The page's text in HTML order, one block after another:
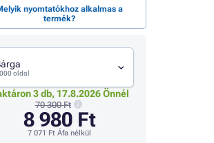
nyomtatókhoz alkalmas a
termék?
oldal
3 db, 17.8.2026 Önnél
70 300 Ft
8 980 Ft
7 071 Ft Áfa nélkül